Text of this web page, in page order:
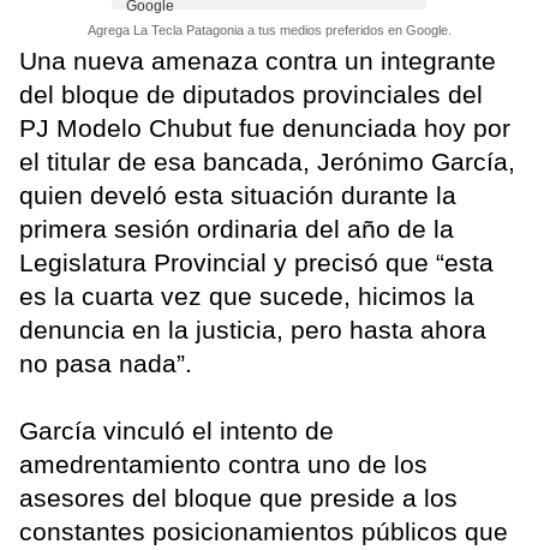
Agrega La Tecla Patagonia a tus medios preferidos en Google.
Una nueva amenaza contra un integrante
del bloque de diputados provinciales del
PJ Modelo Chubut fue denunciada hoy por
el titular de esa bancada, Jerónimo García,
quien develó esta situación durante la
primera sesión ordinaria del año de la
Legislatura Provincial y precisó que “esta
es la cuarta vez que sucede, hicimos la
denuncia en la justicia, pero hasta ahora
no pasa nada”.
García vinculó el intento de
amedrentamiento contra uno de los
asesores del bloque que preside a los
constantes posicionamientos públicos que